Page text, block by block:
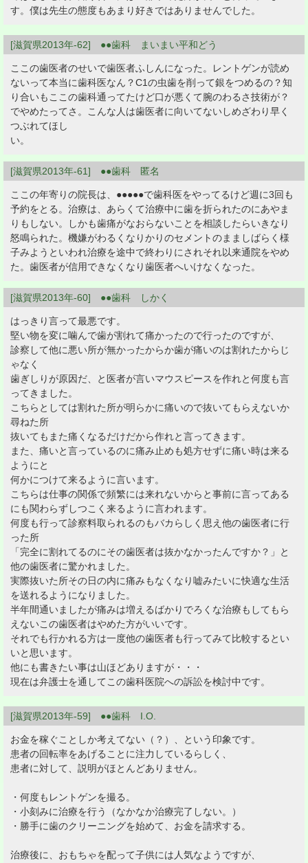
す。僕は先生の態度もあまり好きではありませんでした。
[滋賀県2013年-62] ●●歯科 まいまい平和どう
ここの歯医者のせいで歯医者ふしんになった。レントゲンが読め
ないって本当に歯科医なん？C1の虫歯を削って銀をつめるの？知
り合いもここの歯科通ってたけど口が悪くて腕のわるさ技術が？
でやめたってさ。こんな人は歯医者に向いてないしめざわり早く
つぶれてほし
い
[滋賀県2013年-61] ●●歯科 匿名
ここの年寄りの院長は、●●●●●で歯科医をやってるけど週に3回も
予約をとる。治療は、あらくて治療中に歯を折られたのにあやま
りもしない。しかも歯痛がなおらないことを相談したらいきなり
怒鳴られた。機嫌がわるくなりかりのセメントのまましばらく様
子みようといわれ治療を途中で終わりにされそれ以来通院をやめ
た。歯医者が信用できなくなり歯医者へいけなくなった。
[滋賀県2013年-60] ●●歯科 しかく
はっきり言って最悪です。
堅い物を変に噛んで歯が割れて痛かったので行ったのですが、
診察して他に悪い所が無かったからか歯が痛いのは割れたからじ
ゃなく
歯ぎしりが原因だ、と医者が言いマウスピースを作れと何度も言
ってきました。
こちらとしては割れた所が明らかに痛いので抜いてもらえないか
尋ねた所
抜いてもまた痛くなるだけだから作れと言ってきます。
また、痛いと言っているのに痛み止めも処方せずに痛い時は来る
ようにと
何かにつけて来るように言います。
こちらは仕事の関係で頻繁には来れないからと事前に言ってある
にも関わらずしつこく来るように言われます。
何度も行って診察料取られるのもバカらしく思え他の歯医者に行
った所
「完全に割れてるのにその歯医者は抜かなかったんですか？」と
他の歯医者に驚かれました。
実際抜いた所その日の内に痛みもなくなり嘘みたいに快適な生活
を送れるようになりました。
半年間通いましたが痛みは増えるばかりでろくな治療もしてもら
えないこの歯医者はやめた方がいいです。
それでも行かれる方は一度他の歯医者も行ってみて比較するとい
いと思います。
他にも書きたい事は山ほどありますが・・・
現在は弁護士を通してこの歯科医院への訴訟を検討中です。
[滋賀県2013年-59] ●●歯科 I.O.
お金を稼ぐことしか考えてない（？）、という印象です。
患者の回転率をあげることに注力しているらしく、
患者に対して、説明がほとんどありません。
・何度もレントゲンを撮る。
・小刻みに治療を行う（なかなか治療完了しない。）
・勝手に歯のクリーニングを始めて、お金を請求する。
治療後に、おもちゃを配って子供には人気なようですが、